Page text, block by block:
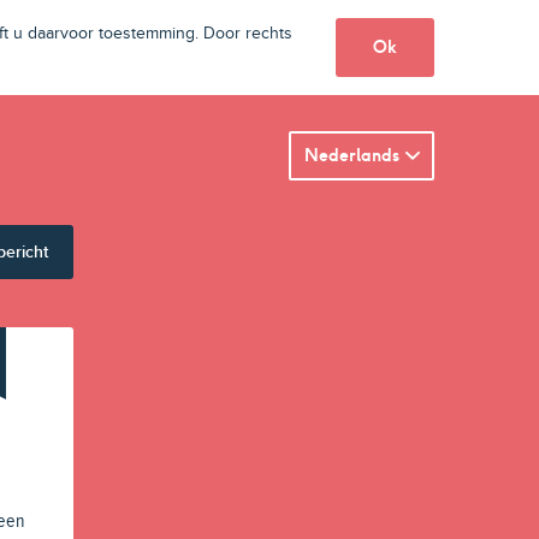
u daarvoor toestemming. Door rechts
Ok
Nederlands